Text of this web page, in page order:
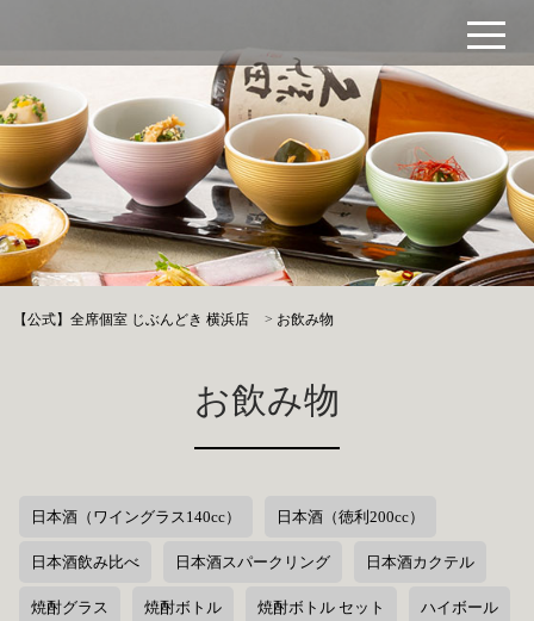
【公式】全席個室 じぶんどき 横浜店 > お飲み物
お飲み物
日本酒（ワイングラス140cc） 日本酒（徳利200cc）
日本酒飲み比べ 日本酒スパークリング 日本酒カクテル
焼酎グラス 焼酎ボトル 焼酎ボトル セット ハイボール